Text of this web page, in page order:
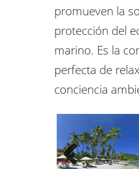
promueven la
protección del
marino. Es la
perfecta de
conciencia